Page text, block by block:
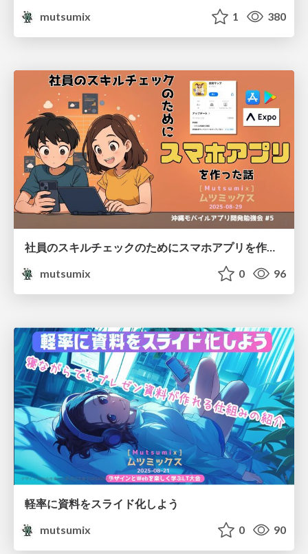
mutsumix 1 380
mutsumix
0 96
軽率に資料をスライド化しよう
mutsumix
0 90